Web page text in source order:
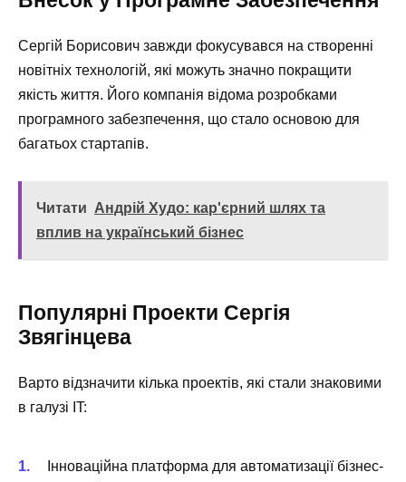
Сергій Борисович завжди фокусувався на створенні
новітніх технологій, які можуть значно покращити
якість життя. Його компанія відома розробками
програмного забезпечення, що стало основою для
багатьох стартапів.
Читати Андрій Худо: кар'єрний шлях та
вплив на український бізнес
Популярні Проекти Сергія
Звягінцева
Варто відзначити кілька проектів, які стали знаковими
в галузі IT:
Інноваційна платформа для автоматизації бізнес-